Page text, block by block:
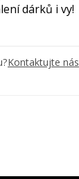
dárků i vy!
Kontaktujte nás